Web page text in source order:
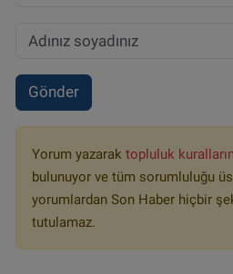
Gönder
Yorum yazarak topluluk
bulunuyor ve tüm sorumluluğu
yorumlardan Son Haber hiçbir
tutulamaz.